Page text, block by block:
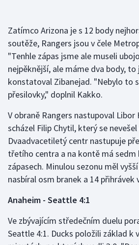
Zatímco Arizona je s 12 body
soutěže, Rangers jsou v čele
"Tenhle zápas jsme ale museli
nejpěknější, ale máme dva body, to
konstatoval Zibanejad. "Nebylo to
přesilovky," doplnil Kakko.
V obraně Rangers nastupoval Libor
scházel Filip Chytil, který se
Dvaadvacetiletý centr nastupuje
třetího centra a na kontě má sedm
zápasech. Minulou sezonu měl
nasbíral osm branek a 14 přihrávek
Anaheim - Seattle 4:1
Ve zbývajícím středečním duelu
Seattle 4:1. Ducks položili základ k